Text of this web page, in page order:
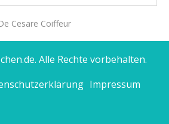
Cesare Coiffeur
Alle Rechte vorbehalten.
Impressum